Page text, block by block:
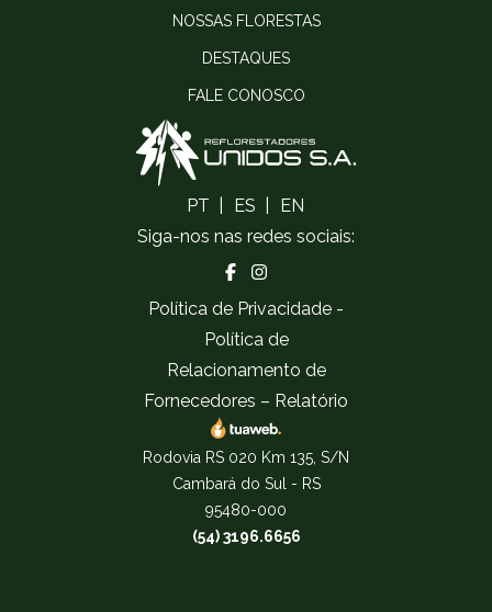
NOSSAS FLORESTAS
DESTAQUES
FALE CONOSCO
PT ES
EN
Siga-nos nas redes sociais:
Política de Privacidade -
Política de
Relacionamento de
Fornecedores – Relatório
Rodovia RS 020 Km 135, S/N
Cambará do Sul - RS
95480-000
(54) 3196.6656